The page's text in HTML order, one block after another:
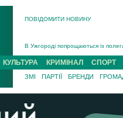
ПОВІДОМИТИ НОВИНУ
В Ужгороді попрощаються із
В Ужгороді 5 серпня
Підтвердили загибель
На війні з рф поліг військовий з
На Хустщині внаслідок ДТП за
Інструктора районного ТЦК на
КУЛЬТУРА КРИМІНАЛ СПОРТ
ЗМІ ПАРТІЇ БРЕНДИ